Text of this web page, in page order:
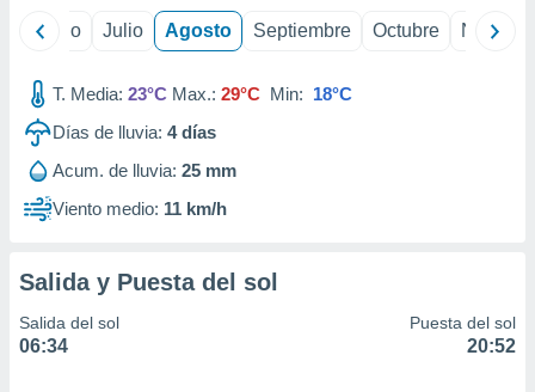
Junio Julio Agosto Septiembre Octubre
T. Media: 23°C Max.: 29°C Min: 18°C
Días de lluvia: 4días
Acum. de lluvia: 25 mm
Viento medio: 11 km/h
Salida y Puesta del sol
Salida del sol
06:34
Puesta del sol
20:52